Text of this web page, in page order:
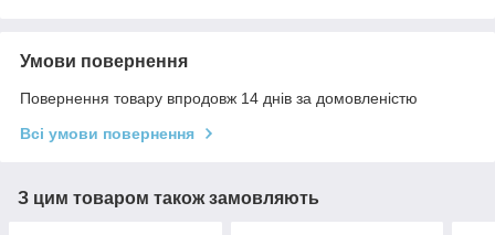
Умови повернення
Повернення товару впродовж 14 днів за домовленістю
Всі умови повернення
З цим товаром також замовляють